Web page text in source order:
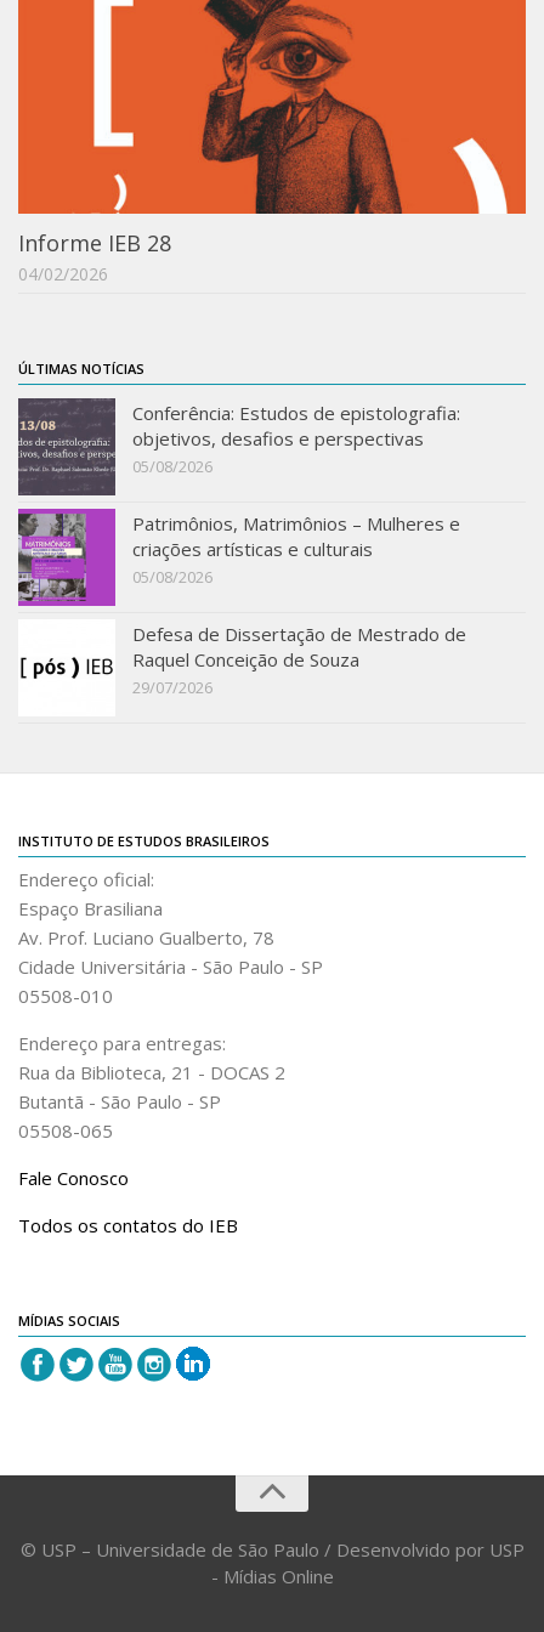
Hackathon e Edit-a-thon
Xilogoritmo
Slam de Corda
Wikimedia e Wikidata
LABIEB
Convenios
Eventos
Núcleos de Atividades
Notícias
Últimas notícias
Acadêmico
Pós-Graduação
Almanack Braziliense
Catálogos
Estudos Brasileiros
Guia do IEB
Informe IEB
MarioScriptor
Revista do IEB
English
Collection
History
IEB Visual Arts Collection
Journal [RIEB]
Contact US
Informe IEB 28
04/02/2026
ÚLTIMAS NOTÍCIAS
Conferência: Estudos de epistolografia:
objetivos, desafios e perspectivas
05/08/2026
Patrimônios, Matrimônios – Mulheres e
criações artísticas e culturais
05/08/2026
Defesa de Dissertação de Mestrado de
Raquel Conceição de Souza
29/07/2026
INSTITUTO DE ESTUDOS BRASILEIROS
Endereço oficial:
Espaço Brasiliana
Av. Prof. Luciano Gualberto, 78
Cidade Universitária - São Paulo - SP
05508-010
Endereço para entregas:
Rua da Biblioteca, 21 - DOCAS 2
Butantã - São Paulo - SP
05508-065
Fale Conosco
Todos os contatos do IEB
MÍDIAS SOCIAIS
© USP – Universidade de São Paulo / Desenvolvido por USP
- Mídias Online